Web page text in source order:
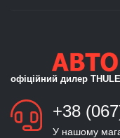
офіційний дилер
+38
У нашому